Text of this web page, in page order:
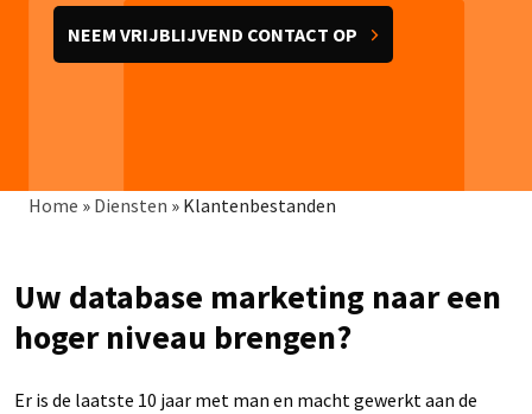
NEEM VRIJBLIJVEND CONTACT OP
Kruimelpad
Home » Diensten » Klantenbestanden
Uw database marketing naar een
hoger niveau brengen?
Er is de laatste 10 jaar met man en macht gewerkt aan de